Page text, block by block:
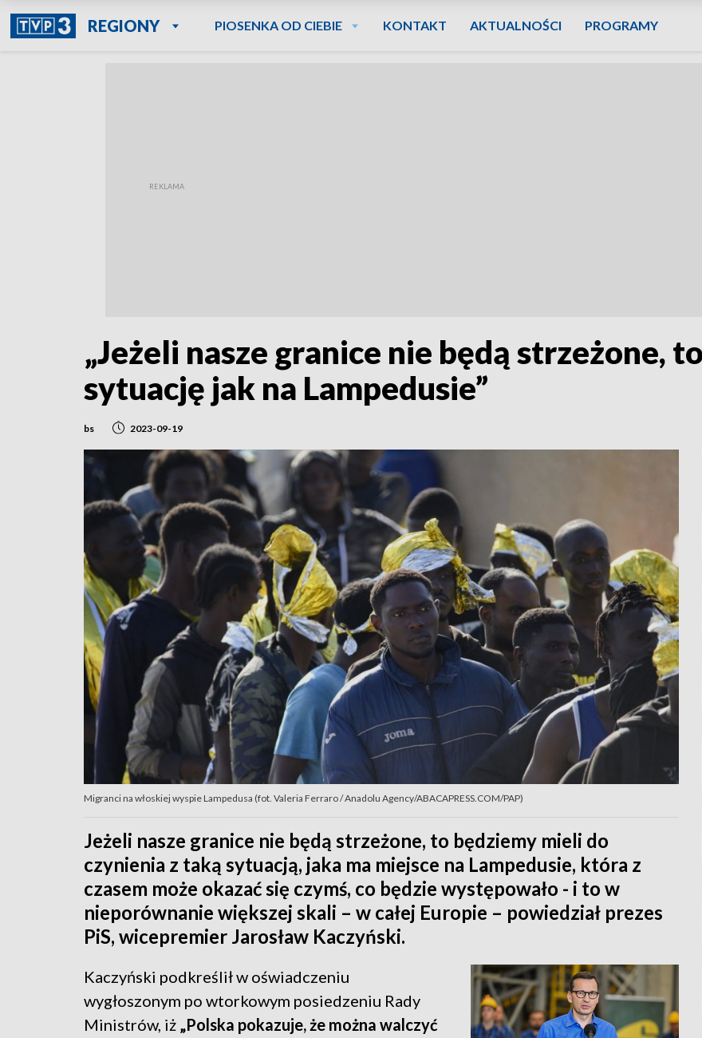
REGIONY PIOSENKA OD CIEBIE KONTAKT AKTUALNOŚCI PROGRAMY
„Jeżeli nasze granice nie będą strzeżone,
sytuację jak na Lampedusie”
bs 2023-09-19
Migranci na włoskiej wyspie Lampedusa (fot. Valeria Ferraro / Anadolu Agency/ABACAPRESS.COM/PAP)
Jeżeli nasze granice nie będą strzeżone, to będziemy mieli do
czynienia z taką sytuacją, jaka ma miejsce na Lampedusie, która z
czasem może okazać się czymś, co będzie występowało - i to w
nieporównanie większej skali – w całej Europie – powiedział prezes
PiS, wicepremier Jarosław Kaczyński.
Kaczyński podkreślił w oświadczeniu
wygłoszonym po wtorkowym posiedzeniu Rady
Ministrów, iż „Polska pokazuje, że można walczyć